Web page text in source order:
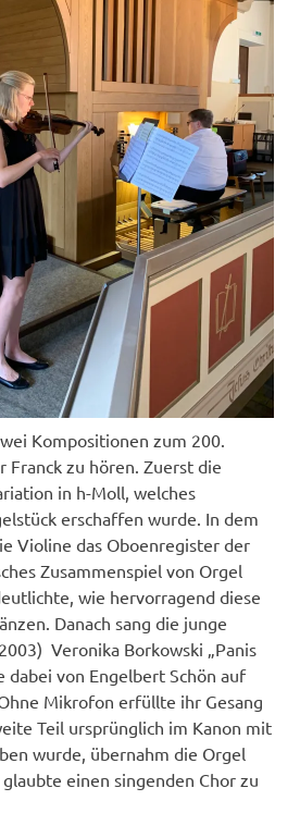
Kompositionen zum 200.
Franck zu hören. Zuerst die
in h-Moll, welches
erschaffen wurde. In dem
Violine das Oboenregister der
Zusammenspiel von Orgel
wie hervorragend diese
Danach sang die junge
Veronika Borkowski „Panis
dabei von Engelbert Schön auf
Mikrofon erfüllte ihr Gesang
Teil ursprünglich im Kanon mit
wurde, übernahm die Orgel
einen singenden Chor zu